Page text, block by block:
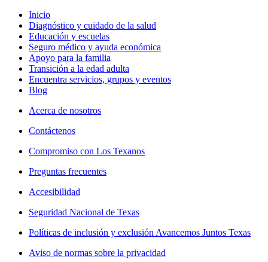
Inicio
Diagnóstico y cuidado de la salud
Educación y escuelas
Seguro médico y ayuda económica
Apoyo para la familia
Transición a la edad adulta
Encuentra servicios, grupos y eventos
Blog
Acerca de nosotros
Contáctenos
Compromiso con Los Texanos
Preguntas frecuentes
Accesibilidad
Seguridad Nacional de Texas
Políticas de inclusión y exclusión Avancemos Juntos Texas
Aviso de normas sobre la privacidad